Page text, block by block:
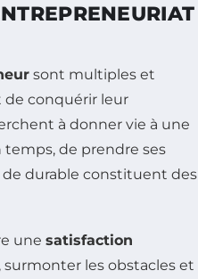
sont multiples et
de conquérir leur
à donner vie à une
de prendre ses
durable constituent des
une satisfaction
surmonter les obstacles et